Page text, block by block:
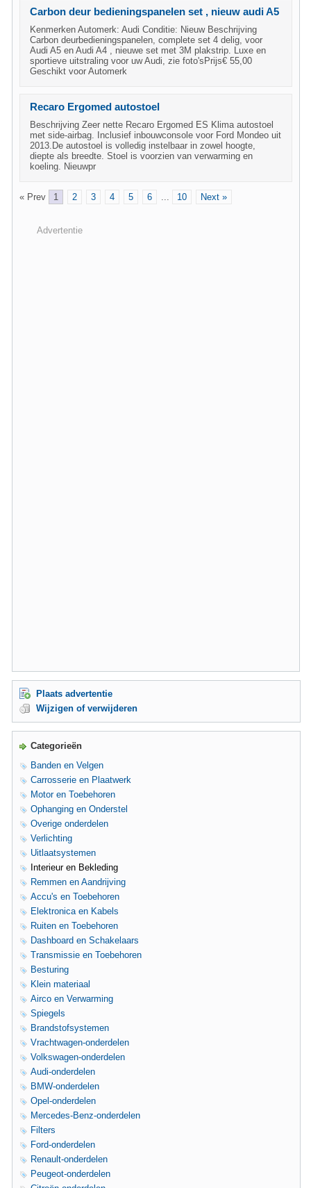
Carbon deur bedieningspanelen set , nieuw audi A5
Kenmerken Automerk: Audi Conditie: Nieuw Beschrijving
Carbon deurbedieningspanelen, complete set 4 delig, voor
Audi A5 en Audi A4 , nieuwe set met 3M plakstrip. Luxe en
sportieve uitstraling voor uw Audi, zie foto'sPrijs€ 55,00
Geschikt voor Automerk
Recaro Ergomed autostoel
Beschrijving Zeer nette Recaro Ergomed ES Klima autostoel
met side-airbag. Inclusief inbouwconsole voor Ford Mondeo uit
2013.De autostoel is volledig instelbaar in zowel hoogte,
diepte als breedte. Stoel is voorzien van verwarming en
koeling. Nieuwpr
« Prev 1 2 3 4 5 6 ... 10 Next »
Advertentie
Plaats advertentie
Wijzigen of verwijderen
Categorieën
Banden en Velgen
Carrosserie en Plaatwerk
Motor en Toebehoren
Ophanging en Onderstel
Overige onderdelen
Verlichting
Uitlaatsystemen
Interieur en Bekleding
Remmen en Aandrijving
Accu's en Toebehoren
Elektronica en Kabels
Ruiten en Toebehoren
Dashboard en Schakelaars
Transmissie en Toebehoren
Besturing
Klein materiaal
Airco en Verwarming
Spiegels
Brandstofsystemen
Vrachtwagen-onderdelen
Volkswagen-onderdelen
Audi-onderdelen
BMW-onderdelen
Opel-onderdelen
Mercedes-Benz-onderdelen
Filters
Ford-onderdelen
Renault-onderdelen
Peugeot-onderdelen